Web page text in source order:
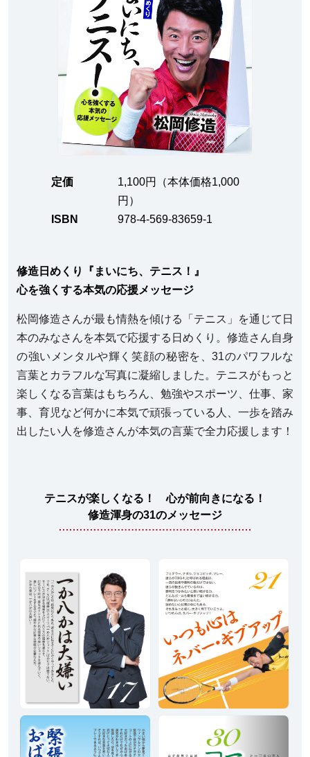
定価
1,100円（本体価格1,000
円）
ISBN
978-4-569-83659-1
修造日めくり『まいにち、テニス！』
心を強くする本気の応援メッセージ
松岡修造さんが最も情熱を傾ける「テニス」を通じて日
本のみなさんを本気で応援する日めくり。修造さん自身
の強いメンタルや輝く笑顔の秘密を、31のパワフルな
言葉とカラフルな写真に凝縮しました。テニスがもっと
楽しくなる言葉はもちろん、勉強やスポーツ、仕事、家
事、育児など何かに本気で頑張っている人、一歩を踏み
出したい人を修造さんが本気の言葉で全力応援します！
テニスが楽しくなる！ 心が前向きになる！
修造渾身の31のメッセージ